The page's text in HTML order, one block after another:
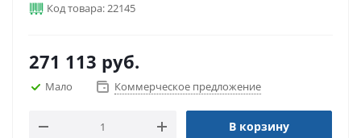
Код товара: 22145
271 113 руб.
Мало Коммерческое предложение
В корзину